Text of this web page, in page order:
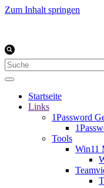
Zum Inhalt springen
Suchen
nach …
Startseite
Links
1Password
Tools
Win11